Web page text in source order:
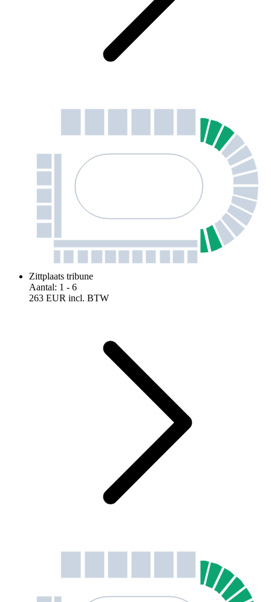
Zittplaats tribune
Aantal: 1 - 6
263 EUR incl. BTW